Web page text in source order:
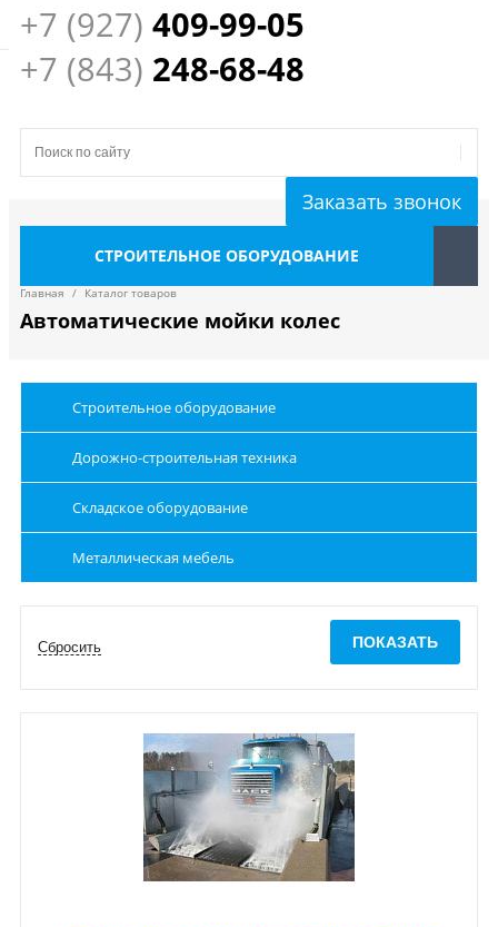
+7 (927) 409-99-05
+7 (843) 248-68-48
Заказать звонок
СТРОИТЕЛЬНОЕ ОБОРУДОВАНИЕ
Главная / Каталог товаров
Автоматические мойки колес
Строительное оборудование
Дорожно-строительная техника
Складское оборудование
Металлическая мебель